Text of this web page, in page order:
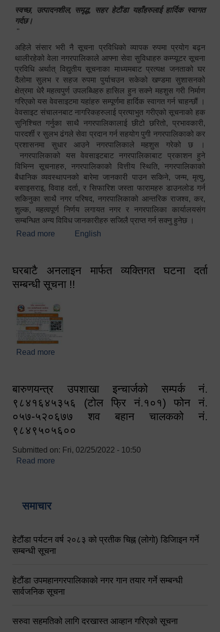
स्वच्छ, उत्पादनशील, समृद्ध, सहर हेटौंडा यहाँहरुलाई हार्दिक स्वागत
गर्दछ।
"
अहिले संसार भरी नै सूचना प्रविधिको व्यापक रुपमा प्रयोग बढ्न
थालीरहेको वेला नगरपालिकाले आफ्ना सेवा सुविधाहरु कम्प्यूटर सूचना
प्रविधि अर्थात् विद्युतीय सूचनाका माध्यमबाट प्रत्यक्ष जनताको घर
दैलोमा सुलभ र सहज रुपमा पुर्याचउन सकेको खण्डमा सुशासनको
क्षेत्रमा धेरै महत्वपुर्ण उपलब्धिहरु हासिल हुन सक्ने महशुस गरी निर्माण
गरिएको यस वेवसाइटमा यहांहरु सम्पूर्णमा हार्दिक स्वागत गर्न चाहन्छौं ।
वेवसाइट संचालनबाट नागरिकहरुलाई प्रत्याभुत गरीएको सूचनाको हक
सुनिश्चित गर्नुका साथै नगरपालिकालाई छीटो छरितो, प्रभावकारी,
पारदर्शी र सुलभ ढंगले सेवा प्रदान गर्न सहयोग पुगी नगरपालिकाको कर
प्रशासनमा सुधार आउने नगरपालिकाले महशुस गरेको छ ।
नगरपालिकाको यस वेवसाइटबाट नगरपालिकाबाट प्रकाशन हुने
विभिन्न सूचनाहरु, नगरपालिकाको वित्तीय स्थिति, नगरपालिकाको
बैधानिक व्यवस्थापनको बारेमा जानकारी पाउन सकिने, जन्म, मृत्यु,
बसाइसराइ, विवाह दर्ता, र सिफारिश जस्ता फारामहरु डाउनलोड गर्न
सकिनुका साथै नगर परिषद, नगरपालिकाको आन्तरिक राजश्व, कर,
शुल्क, महत्वपूर्ण निर्णय लगायत नगर र नगरपालिका कार्यालयसंग
सम्बन्धित अन्य विविध जानकारीहरु सजिलै प्राप्त गर्न सक्नु हुनेछ ।
Read more about स्वागतम!!!
English
घरबाटै अनलाइन मार्फत व्यक्तिगत घटना दर्ता
सम्बन्धी सूचना !!
Read more
बारुणयन्त्र उपशाखा इन्चार्जको सम्पर्क नं.
९८४१६४५३५६ (टोल फ्रि नं.१०१) फोन नं.
०५७-५२०६७७ शव बहान चालकको नं.
९८४९५०५६००
Submitted on: Fri, 02/25/2022 - 10:50
Read more
समाचार
हेटौंडा पर्यटन वर्ष २०८३ को प्रतीक चिह्न (लोगो) डिजिाइन गर्ने
सम्बन्धी सूचना
हेटौंडा उपमहानगरपालिकाको नगर गान तयार गर्ने सम्बन्धी
सार्वजनिक सूचना
सरुवा सहमतिको लागि दरखास्त आव्हान गरिएको सूचना